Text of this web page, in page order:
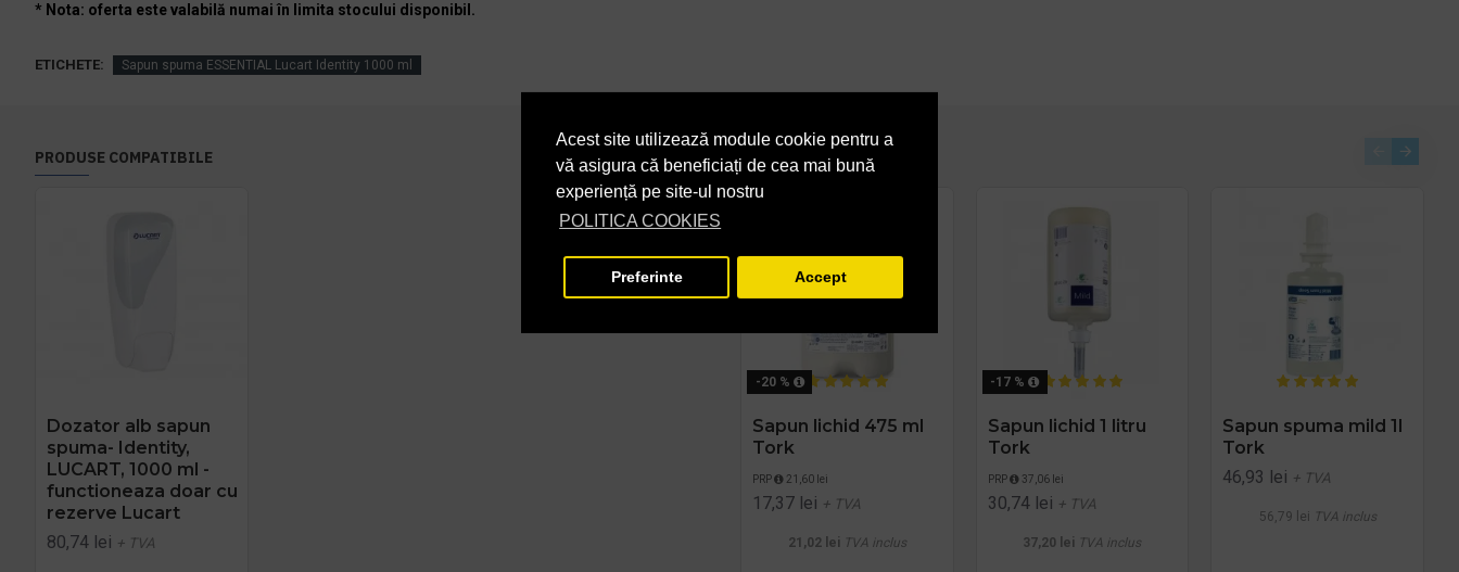
Acest site utilizează module cookie pentru a
vă asigura că beneficiați de cea mai bună
experiență pe site-ul nostru
POLITICA COOKIES
Preferinte Accept
* Nota: oferta este valabilă numai în limita stocului disponibil.
ETICHETE: Sapun spuma ESSENTIAL Lucart Identity 1000 ml
PRODUSE COMPATIBILE
Dozator alb sapun
spuma- Identity,
LUCART, 1000 ml -
functioneaza doar cu
rezerve Lucart
80,74 lei + TVA
PRODUSE ASEMANATOARE
-20 %
Sapun lichid 475 ml
Tork
PRP 21,60 lei
17,37 lei + TVA
21,02 lei TVA inclus
-17 %
Sapun lichid 1 litru
Tork
PRP 37,06 lei
30,74 lei + TVA
37,20 lei TVA inclus
Sapun spuma mild 1l
Tork
46,93 lei + TVA
56,79 lei TVA inclus